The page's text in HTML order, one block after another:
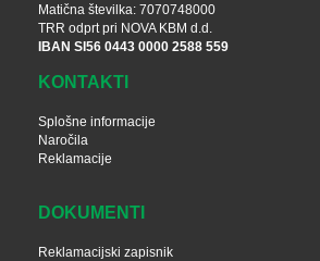
Matična številka: 7070748000
TRR odprt pri NOVA KBM d.d.
IBAN SI56 0443 0000 2588 559
KONTAKTI
Splošne informacije
Naročila
Reklamacije
DOKUMENTI
Reklamacijski zapisnik